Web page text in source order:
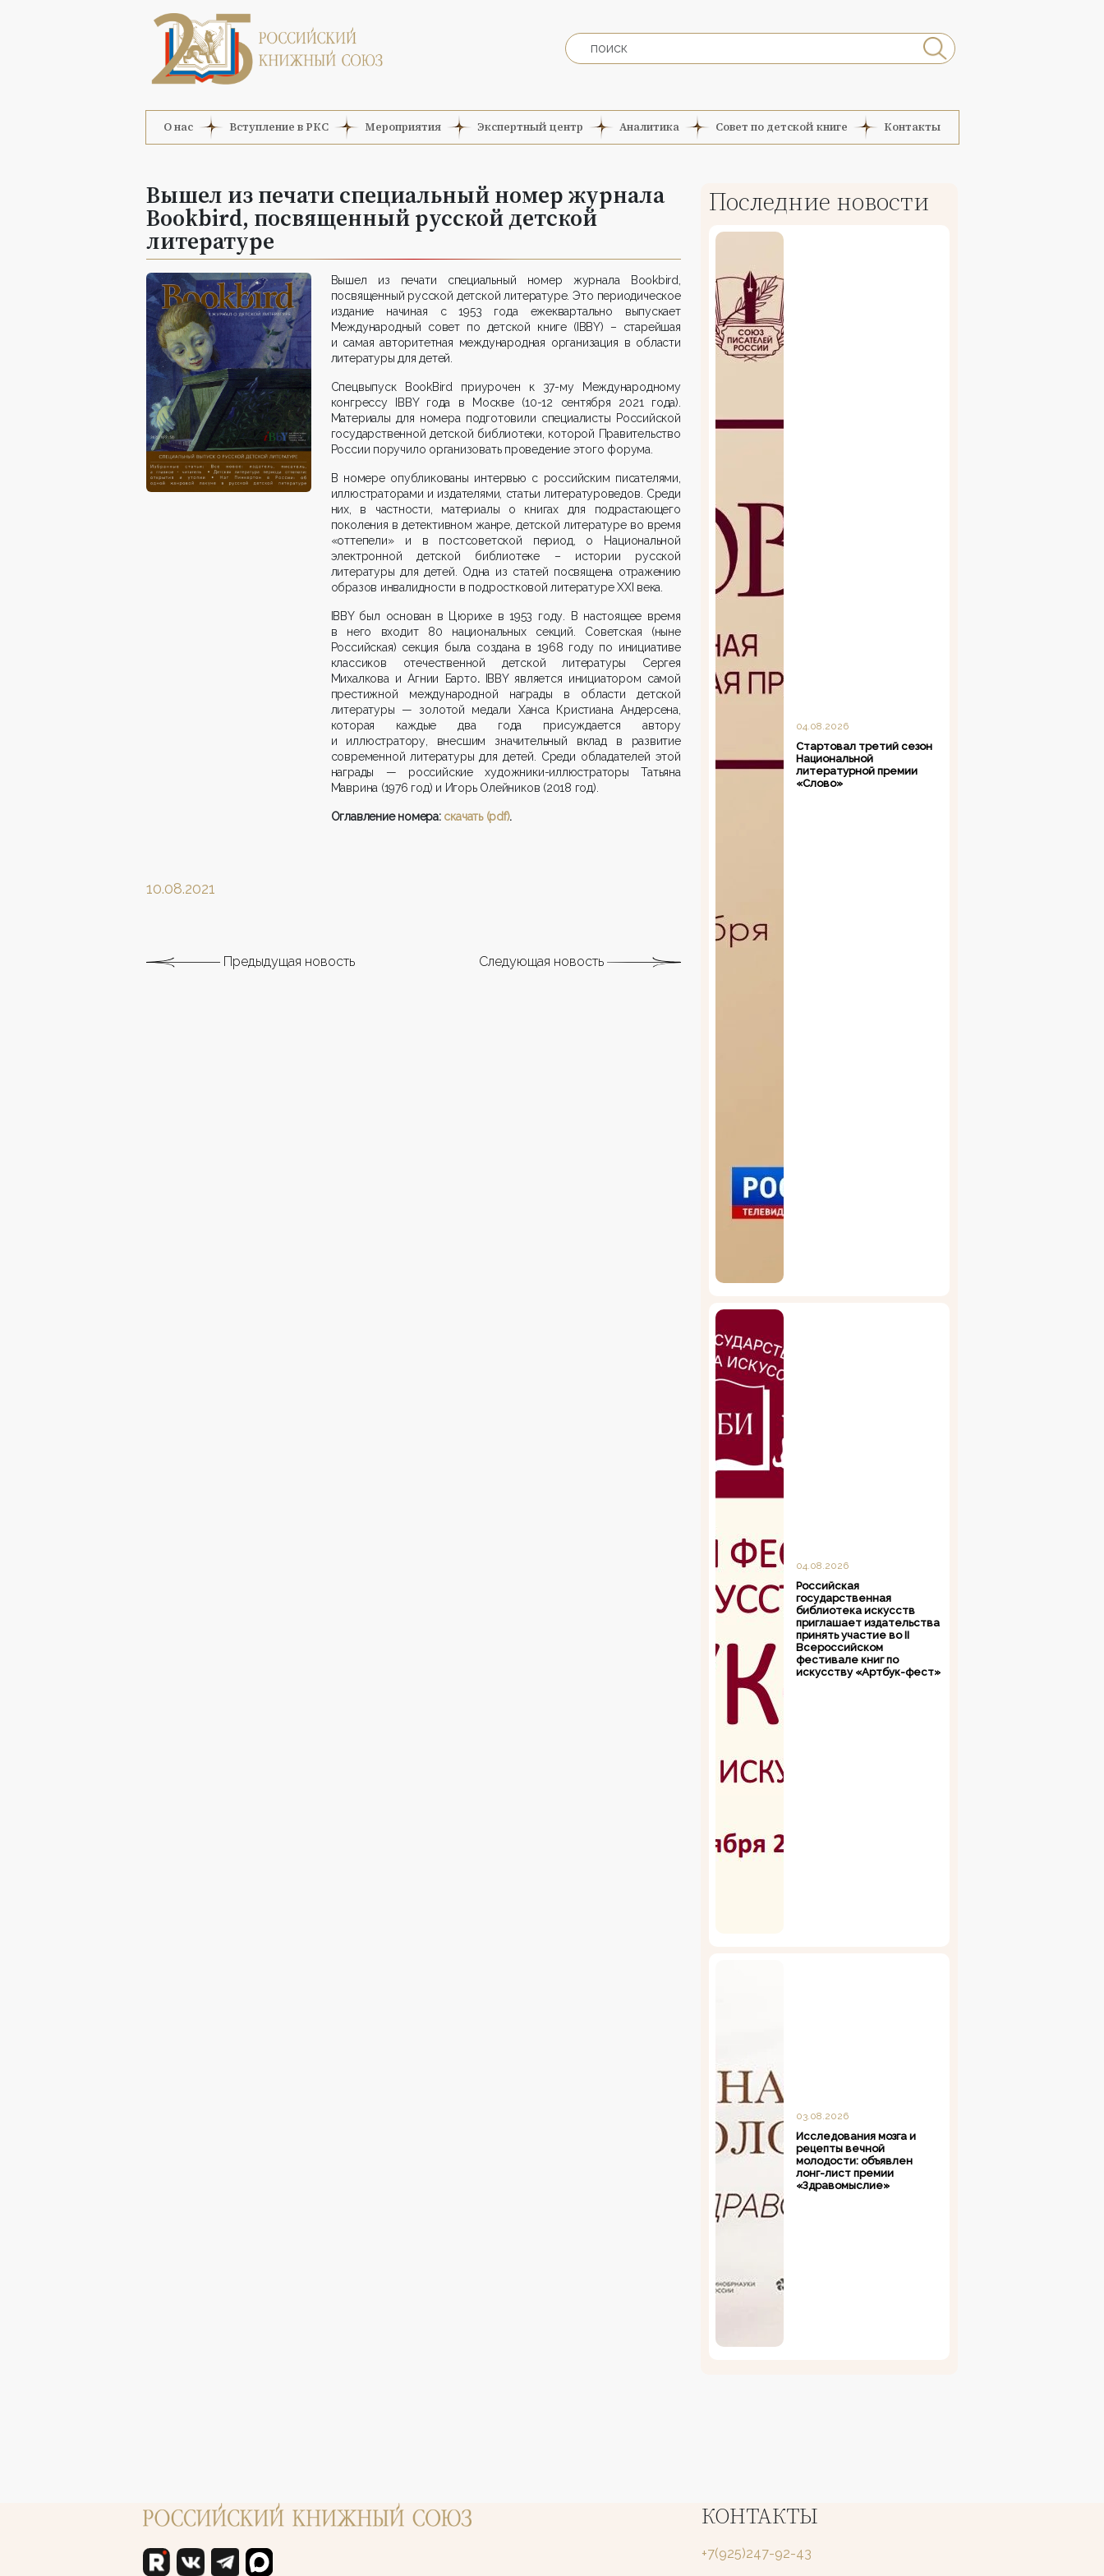
О нас Вступление в РКС Мероприятия Экспертный центр Аналитика Совет по детской книге Контакты
Вышел из печати специальный номер журнала
Bookbird, посвященный русской детской
литературе
Вышел из печати специальный номер журнала Bookbird,
посвященный русской детской литературе. Это периодическое
издание начиная с 1953 года ежеквартально выпускает
Международный совет по детской книге (IBBY) – старейшая
и самая авторитетная международная организация в области
литературы для детей.
Спецвыпуск BookBird приурочен к 37-му Международному
конгрессу IBBY года в Москве (10-12 сентября 2021 года).
Материалы для номера подготовили специалисты Российской
государственной детской библиотеки, которой Правительство
России поручило организовать проведение этого форума.
В номере опубликованы интервью с российским писателями,
иллюстраторами и издателями, статьи литературоведов. Среди
них, в частности, материалы о книгах для подрастающего
поколения в детективном жанре, детской литературе во время
«оттепели» и в постсоветской период, о Национальной
электронной детской библиотеке – истории русской
литературы для детей. Одна из статей посвящена отражению
образов инвалидности в подростковой литературе XXI века.
IBBY был основан в Цюрихе в 1953 году. В настоящее время
в него входит 80 национальных секций. Советская (ныне
Российская) секция была создана в 1968 году по инициативе
классиков отечественной детской литературы Сергея
Михалкова и Агнии Барто. IBBY является инициатором самой
престижной международной награды в области детской
литературы — золотой медали Ханса Кристиана Андерсена,
которая каждые два года присуждается автору
и иллюстратору, внесшим значительный вклад в развитие
современной литературы для детей. Среди обладателей этой
награды — российские художники-иллюстраторы Татьяна
Маврина (1976 год) и Игорь Олейников (2018 год).
Оглавление номера: скачать (pdf).
10.08.2021
Предыдущая новость Следующая новость
Последние новости
04.08.2026
Стартовал третий сезон
Национальной
литературной премии
«Слово»
04.08.2026
Российская
государственная
библиотека искусств
приглашает издательства
принять участие во II
Всероссийском
фестивале книг по
искусству «Артбук-фест»
03.08.2026
Исследования мозга и
рецепты вечной
молодости: объявлен
лонг-лист премии
«Здравомыслие»
КОНТАКТЫ
+7(925)247-92-43